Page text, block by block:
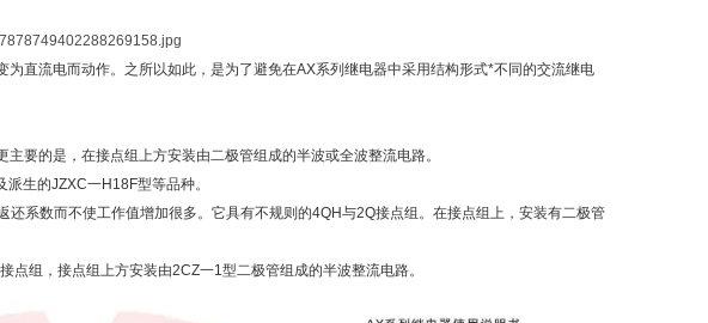
直流电而动作。之所以如此，是为了避免在AX系列继电器中采用结构形式*不同的交流继电
要的是，在接点组上方安装由二极管组成的半波或全波整流电路。
生的JZXC一H18F型等品种。
系数而不使工作值增加很多。它具有不规则的4QH与2Q接点组。在接点组上，安装有二极管
组，接点组上方安装由2CZ一1型二极管组成的半波整流电路。